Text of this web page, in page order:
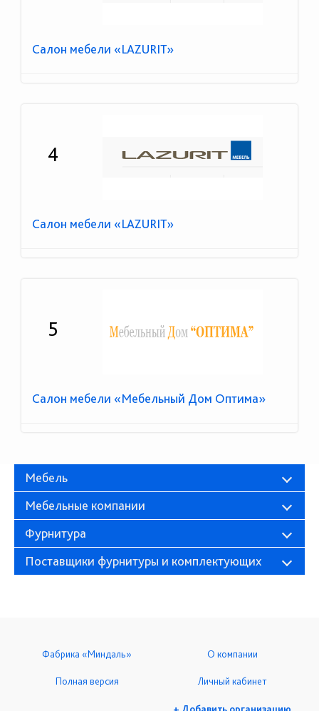
Салон мебели «LAZURIT»
4
Салон мебели «LAZURIT»
5
Салон мебели «Мебельный Дом Оптима»
Мебель
Мебельные компании
Фурнитура
Поставщики фурнитуры и комплектующих
Фабрика «Миндаль» О компании
Полная версия Личный кабинет